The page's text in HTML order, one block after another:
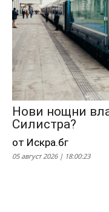
Нови нощни
Силистра?
от Искра.бг
05 август 2026 | 18:00:23